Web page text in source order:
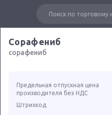
Сорафениб
сорафениб
Предельная отпускная цена
производителя без НДС
Штрихкод